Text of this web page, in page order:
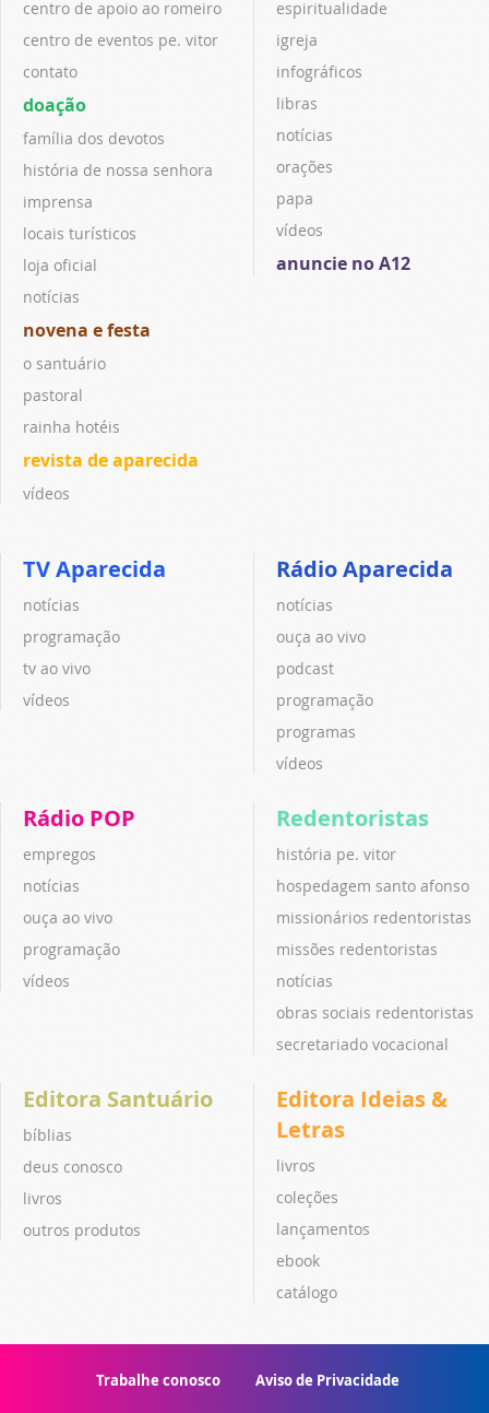
centro de apoio ao romeiro
centro de eventos pe. vitor
contato
doação
família dos devotos
história de nossa senhora
imprensa
locais turísticos
loja oficial
notícias
novena e festa
o santuário
pastoral
rainha hotéis
revista de aparecida
vídeos
espiritualidade
igreja
infográficos
libras
notícias
orações
papa
vídeos
anuncie no A12
TV Aparecida
notícias
programação
tv ao vivo
vídeos
Rádio Aparecida
notícias
ouça ao vivo
podcast
programação
programas
vídeos
Rádio POP
empregos
notícias
ouça ao vivo
programação
vídeos
Redentoristas
história pe. vitor
hospedagem santo afonso
missionários redentoristas
missões redentoristas
notícias
obras sociais redentoristas
secretariado vocacional
Editora Santuário
bíblias
deus conosco
livros
outros produtos
Editora Ideias &
Letras
livros
coleções
lançamentos
ebook
catálogo
Trabalhe conosco Aviso de Privacidade